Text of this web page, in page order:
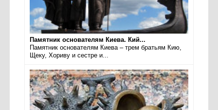
Памятник основателям Киева. Кий...
Памятник основателям Киева – трем братьям Кию,
Щеку, Хориву и сестре и...